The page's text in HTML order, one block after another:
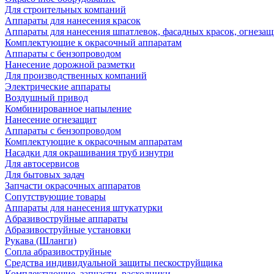
Для строительных компаний
Аппараты для нанесения красок
Аппараты для нанесения шпатлевок, фасадных красок,
Комплектующие к окрасочный аппаратам
Аппараты с бензопроводом
Нанесение дорожной разметки
Для производственных компаний
Электрические аппараты
Воздушный привод
Комбинированное напыление
Нанесение огнезащит
Аппараты с бензопроводом
Комплектующие к окрасочным аппаратам
Насадки для окрашивания труб изнутри
Для автосервисов
Для бытовых задач
Запчасти окрасочных аппаратов
Сопутствующие товары
Аппараты для нанесения штукатурки
Aбразивоструйные аппараты
Абразивоструйные установки
Рукава (Шланги)
Сопла абразивоструйные
Средства индивидуальной защиты пескоструйщика